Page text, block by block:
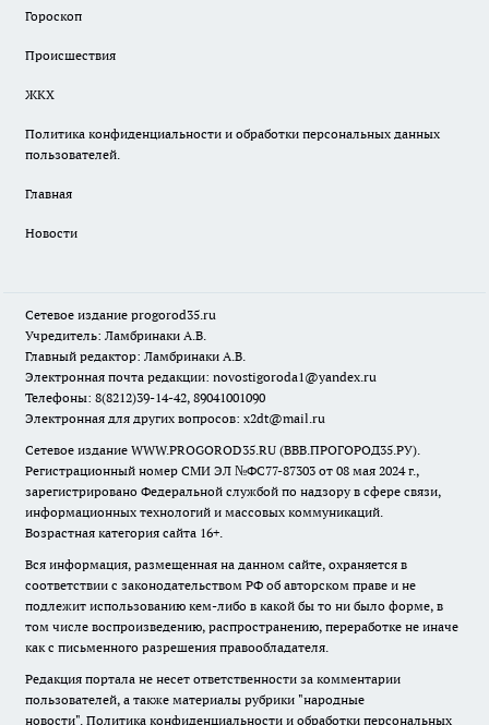
Гороскоп
Происшествия
ЖКХ
Политика конфиденциальности и обработки персональных данных
пользователей.
Главная
Новости
Сетевое издание progorod35.ru
Учредитель: Ламбринаки А.В.
Главный редактор: Ламбринаки А.В.
Электронная почта редакции: novostigoroda1@yandex.ru
Телефоны: 8(8212)39-14-42, 89041001090
Электронная для других вопросов: x2dt@mail.ru
Сетевое издание WWW.PROGOROD35.RU (ВВВ.ПРОГОРОД35.РУ).
Регистрационный номер СМИ ЭЛ №ФС77-87303 от 08 мая 2024 г.,
зарегистрировано Федеральной службой по надзору в сфере связи,
информационных технологий и массовых коммуникаций.
Возрастная категория сайта 16+.
Вся информация, размещенная на данном сайте, охраняется в
соответствии с законодательством РФ об авторском праве и не
подлежит использованию кем-либо в какой бы то ни было форме, в
том числе воспроизведению, распространению, переработке не иначе
как с письменного разрешения правообладателя.
Редакция портала не несет ответственности за комментарии
пользователей, а также материалы рубрики "народные
новости". Политика конфиденциальности и обработки персональных